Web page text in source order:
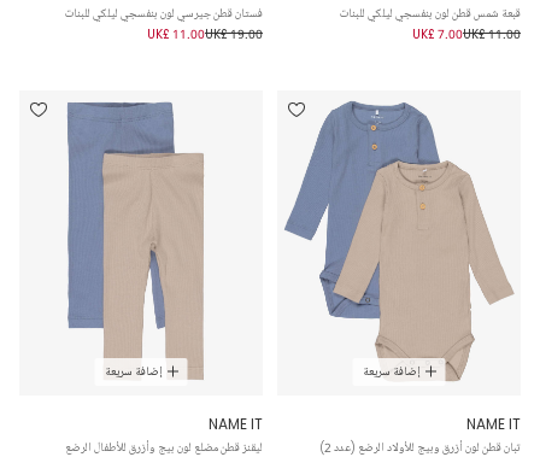
قبعة شمس قطن لون بنفسجي ليلكي للبنات
UK£ 11.00
UK£ 7.00
فستان قطن جيرسي لون بنفسجي ليلكي للبنات
UK£ 19.00
UK£ 11.00
إضافة سريعة
NAME IT
تبان قطن لون أزرق وبيج للأولاد الرضع (عدد 2)
إضافة سريعة
NAME IT
ليقنز قطن مضلع لون بيج وأزرق للأطفال الرضع